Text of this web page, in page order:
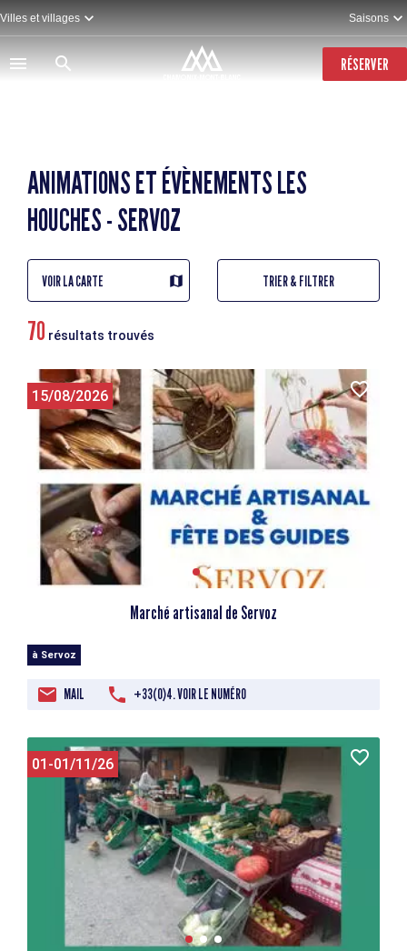
Aller
au
contenu
principal
Villes et villages Saisons
RÉSERVER
ANIMATIONS ET ÉVÈNEMENTS LES
HOUCHES - SERVOZ
VOIR LA CARTE TRIER & FILTRER
70 résultats trouvés
15/08/2026
Marché artisanal de Servoz
à Servoz
MAIL +33(0)4. VOIR LE NUMÉRO
01-01/11/26